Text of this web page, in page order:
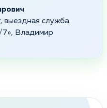
выездная служба
7», Владимир